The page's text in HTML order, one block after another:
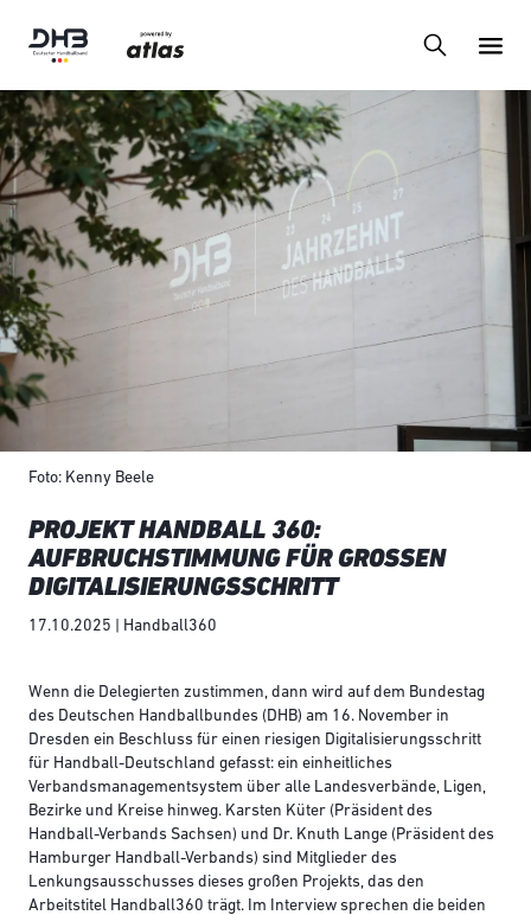
Foto: Kenny Beele
PROJEKT HANDBALL 360:
AUFBRUCHSTIMMUNG FÜR GROSSEN D
IGITALISIERUNGSSCHRITT
17.10.2025 | Handball360
Wenn die Delegierten zustimmen, dann wird auf dem Bundestag
des Deutschen Handballbundes (DHB) am 16. November in
Dresden ein Beschluss für einen riesigen Digitalisierungsschritt
für Handball-Deutschland gefasst: ein einheitliches
Verbandsmanagementsystem über alle Landesverbände, Ligen,
Bezirke und Kreise hinweg. Karsten Küter (Präsident des
Handball-Verbands Sachsen) und Dr. Knuth Lange (Präsident des
Hamburger Handball-Verbands) sind Mitglieder des
Lenkungsausschusses dieses großen Projekts, das den
Arbeitstitel Handball360 trägt. Im Interview sprechen die beiden